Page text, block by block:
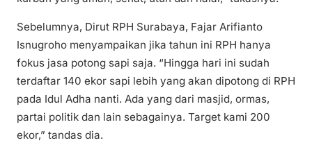
Sebelumnya, Dirut RPH Surabaya, Fajar Arifianto
Isnugroho menyampaikan jika tahun ini RPH hanya
fokus jasa potong sapi saja. “Hingga hari ini sudah
terdaftar 140 ekor sapi lebih yang akan dipotong di RPH
pada Idul Adha nanti. Ada yang dari masjid, ormas,
partai politik dan lain sebagainya. Target kami 200
ekor,” tandas dia.